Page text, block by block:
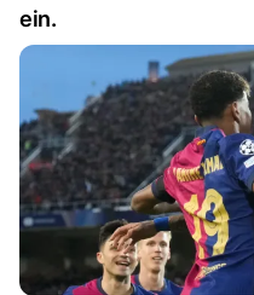
ein.